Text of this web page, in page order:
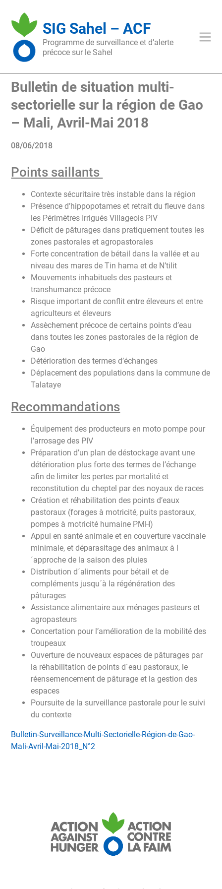
content
SIG Sahel – ACF
Programme de surveillance et d’alerte
précoce sur le Sahel
Bulletin de situation multi-
sectorielle sur la région de Gao
– Mali, Avril-Mai 2018
08/06/2018
Points saillants
Contexte sécuritaire très instable dans la région
Présence d’hippopotames et retrait du fleuve dans
les Périmètres Irrigués Villageois PIV
Déficit de pâturages dans pratiquement toutes les
zones pastorales et agropastorales
Forte concentration de bétail dans la vallée et au
niveau des mares de Tin hama et de N’tilit
Mouvements inhabituels des pasteurs et
transhumance précoce
Risque important de conflit entre éleveurs et entre
agriculteurs et éleveurs
Assèchement précoce de certains points d’eau
dans toutes les zones pastorales de la région de
Gao
Détérioration des termes d’échanges
Déplacement des populations dans la commune de
Talataye
Recommandations
Équipement des producteurs en moto pompe pour
l’arrosage des PIV
Préparation d’un plan de déstockage avant une
détérioration plus forte des termes de l’échange
afin de limiter les pertes par mortalité et
reconstitution du cheptel par des noyaux de races
Création et réhabilitation des points d’eaux
pastoraux (forages à motricité, puits pastoraux,
pompes à motricité humaine PMH)
Appui en santé animale et en couverture vaccinale
minimale, et déparasitage des animaux à l
´approche de la saison des pluies
Distribution d´aliments pour bétail et de
compléments jusqu´à la régénération des
pâturages
Assistance alimentaire aux ménages pasteurs et
agropasteurs
Concertation pour l’amélioration de la mobilité des
troupeaux
Ouverture de nouveaux espaces de pâturages par
la réhabilitation de points d´eau pastoraux, le
réensemencement de pâturage et la gestion des
espaces
Poursuite de la surveillance pastorale pour le suivi
du contexte
Bulletin-Surveillance-Multi-Sectorielle-Région-de-Gao-
Mali-Avril-Mai-2018_N°2